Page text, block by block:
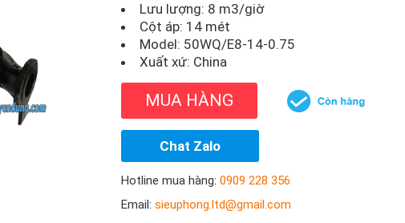
Lưu lượng: 8 m3/giờ
Cột áp: 14 mét
Model: 50WQ/E8-14-0.75
Xuất xứ: China
MUA HÀNG
Chat Zalo
Hotline mua hàng:0909 228 356
Email:sieuphong.ltd@gmail.com